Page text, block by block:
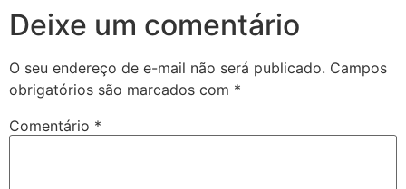
Deixe um comentário
O seu endereço de e-mail não será publicado. Campos
obrigatórios são marcados com *
Comentário *